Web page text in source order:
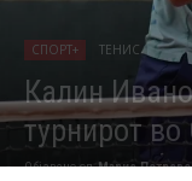
СПОРТ+ ТЕНИС
Калин
турнирот во
Објавено од Марио